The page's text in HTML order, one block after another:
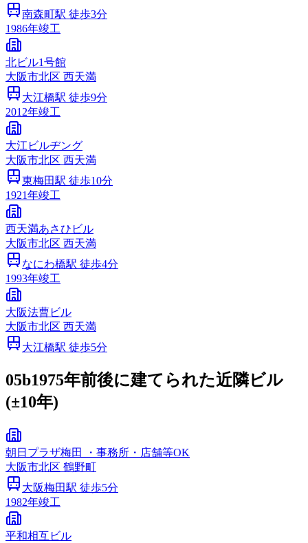
南森町駅 徒歩3分
1986年竣工
北ビル1号館
大阪市北区 西天満
大江橋駅 徒歩9分
2012年竣工
大江ビルヂング
大阪市北区 西天満
東梅田駅 徒歩10分
1921年竣工
西天満あさひビル
大阪市北区 西天満
なにわ橋駅 徒歩4分
1993年竣工
大阪法曹ビル
大阪市北区 西天満
大江橋駅 徒歩5分
05b1975年前後に建てられた近隣ビル
(±10年)
朝日プラザ梅田 ・事務所・店舗等OK
大阪市北区 鶴野町
大阪梅田駅 徒歩5分
1982年竣工
平和相互ビル